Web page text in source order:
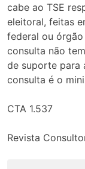
cabe ao TSE
eleitoral, feitas
federal ou
consulta não
de suporte para
consulta é o
CTA 1.537
Revista